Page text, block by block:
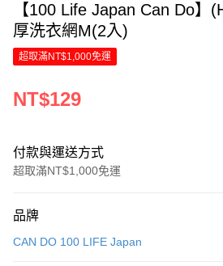
【100 Life Japan Can Do】
厚洗衣網M(2入)
超取滿NT$1,000免運
NT$129
付款與運送方式
超取滿NT$1,000免運
信用卡一次付款
品牌
CAN DO 100 LIFE Japan